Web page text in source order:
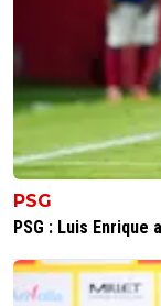
PSG
PSG : Luis